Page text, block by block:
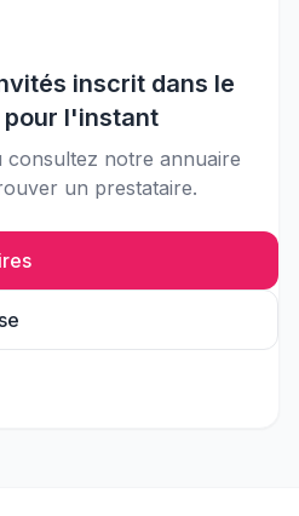
inscrit dans le
pour l'instant
consultez notre annuaire
un prestataire.